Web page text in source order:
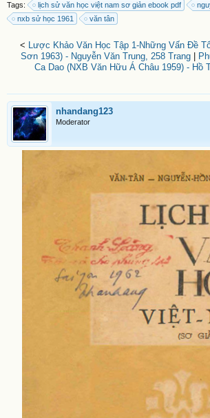
Tags: lịch sử văn học việt nam sơ giản ebook pdf
nxb sử học 1961
văn tân
< Lược Khảo Văn Học Tập 1-Những Vấn Đề
Sơn 1963) - Nguyễn Văn Trung, 258 Trang|
Ca Dao (NXB Văn Hữu Á Châu 1959) - Hồ
nhandang123
Moderator